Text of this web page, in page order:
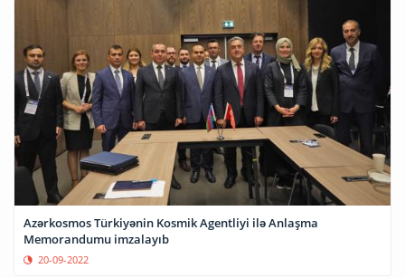
Azərkosmos Türkiyənin Kosmik Agentliyi ilə Anlaşma
Memorandumu imzalayıb
20-09-2022